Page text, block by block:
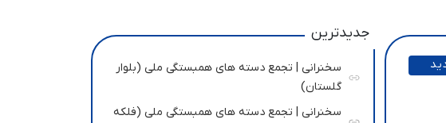
جدیدترین
سخنرانی | تجمع دسته های همبستگی ملی (بلوار
گلستان)
سخنرانی | تجمع دسته های همبستگی ملی (فلکه